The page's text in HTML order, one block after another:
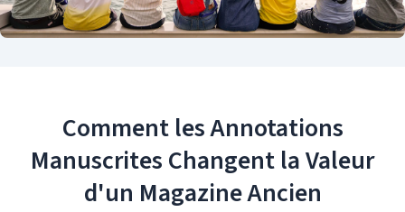
Comment les Annotations
Manuscrites Changent la Valeur
d'un Magazine Ancien